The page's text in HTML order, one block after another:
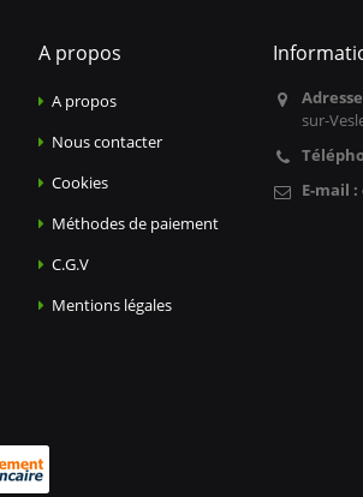
A propos
A propos
Nous contacter
Cookies
Méthodes de paiement
C.G.V
Mentions légales
sur-
E-mail :